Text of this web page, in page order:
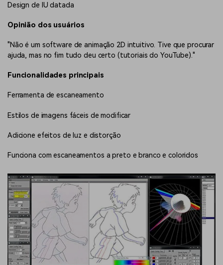
Design de IU datada
Opinião dos usuários
"Não é um software de animação 2D intuitivo. Tive que procurar
ajuda, mas no fim tudo deu certo (tutoriais do YouTube)."
Funcionalidades principais
Ferramenta de escaneamento
Estilos de imagens fáceis de modificar
Adicione efeitos de luz e distorção
Funciona com escaneamentos a preto e branco e coloridos